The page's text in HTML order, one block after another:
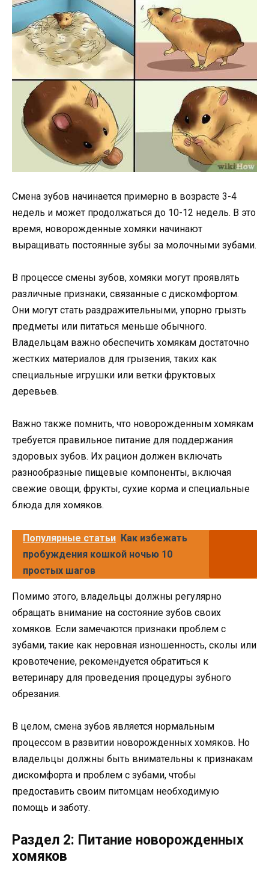
Смена зубов начинается примерно в возрасте 3-4
недель и может продолжаться до 10-12 недель. В это
время, новорожденные хомяки начинают
выращивать постоянные зубы за молочными зубами.
В процессе смены зубов, хомяки могут проявлять
различные признаки, связанные с дискомфортом.
Они могут стать раздражительными, упорно грызть
предметы или питаться меньше обычного.
Владельцам важно обеспечить хомякам достаточно
жестких материалов для грызения, таких как
специальные игрушки или ветки фруктовых
деревьев.
Важно также помнить, что новорожденным хомякам
требуется правильное питание для поддержания
здоровых зубов. Их рацион должен включать
разнообразные пищевые компоненты, включая
свежие овощи, фрукты, сухие корма и специальные
блюда для хомяков.
Популярные статьи Как избежать
пробуждения кошкой ночью 10
простых шагов
Помимо этого, владельцы должны регулярно
обращать внимание на состояние зубов своих
хомяков. Если замечаются признаки проблем с
зубами, такие как неровная изношенность, сколы или
кровотечение, рекомендуется обратиться к
ветеринару для проведения процедуры зубного
обрезания.
В целом, смена зубов является нормальным
процессом в развитии новорожденных хомяков. Но
владельцы должны быть внимательны к признакам
дискомфорта и проблем с зубами, чтобы
предоставить своим питомцам необходимую
помощь и заботу.
Раздел 2: Питание новорожденных
хомяков